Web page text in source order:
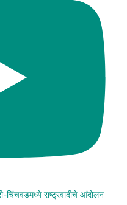
चिंचवडमध्ये राष्ट्रवादीचे आंदोलन